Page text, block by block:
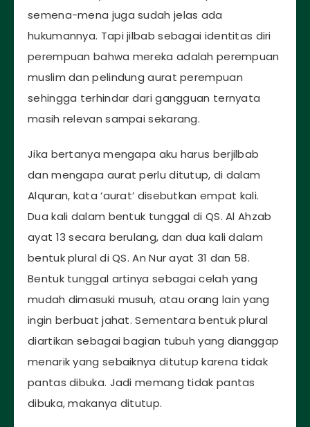
semena-mena juga sudah jelas ada
hukumannya. Tapi jilbab sebagai identitas diri
perempuan bahwa mereka adalah perempuan
muslim dan pelindung aurat perempuan
sehingga terhindar dari gangguan ternyata
masih relevan sampai sekarang.
Jika bertanya mengapa aku harus berjilbab
dan mengapa aurat perlu ditutup, di dalam
Alquran, kata ‘aurat’ disebutkan empat kali.
Dua kali dalam bentuk tunggal di QS. Al Ahzab
ayat 13 secara berulang, dan dua kali dalam
bentuk plural di QS. An Nur ayat 31 dan 58.
Bentuk tunggal artinya sebagai celah yang
mudah dimasuki musuh, atau orang lain yang
ingin berbuat jahat. Sementara bentuk plural
diartikan sebagai bagian tubuh yang dianggap
menarik yang sebaiknya ditutup karena tidak
pantas dibuka. Jadi memang tidak pantas
dibuka, makanya ditutup.